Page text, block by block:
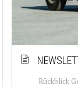
Rückblick